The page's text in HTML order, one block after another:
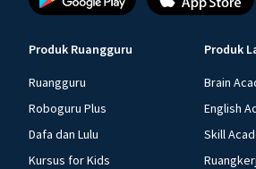
Produk Ruangguru
Ruangguru
Roboguru Plus
Dafa dan Lulu
Kursus for Kids
Produk
Brain
English
Skill